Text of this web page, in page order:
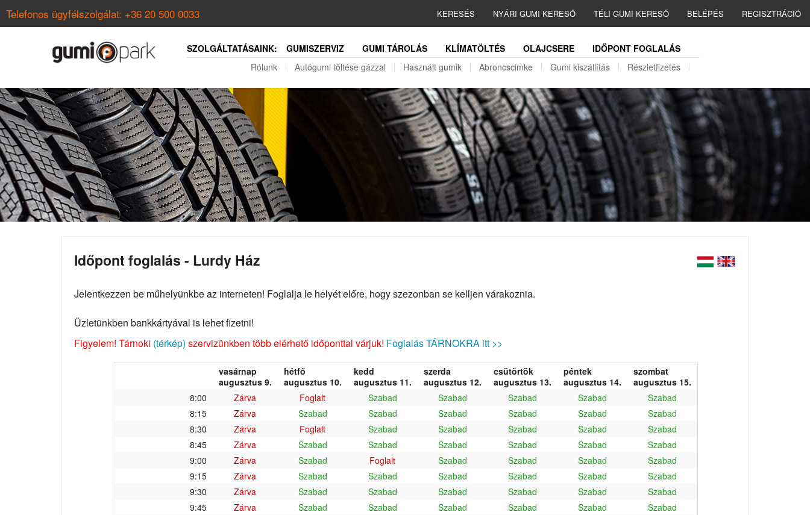
Telefonos ügyfélszolgálat: +36 20 500 0033 KERESÉS NYÁRI GUMI KERESŐ TÉLI GUMI KERESŐ BELÉPÉS REGISZTRÁCIÓ
SZOLGÁLTATÁSAINK: GUMISZERVIZ GUMI TÁROLÁS KLÍMATÖLTÉS OLAJCSERE
IDŐPONT FOGLALÁS
Rólunk
Autógumi töltése gázzal Használt gumik Abroncscimke Gumi kiszállítás Részletfizetés
Időpont foglalás - Lurdy Ház
Jelentkezzen be műhelyünkbe az interneten! Foglalja le helyét előre, hogy szezonban se kelljen várakoznia.
Üzletünkben bankkártyával is lehet fizetni!
Figyelem! Tárnoki (térkép) szervizünkben több elérhető időponttal várjuk! Foglalás TÁRNOKRA itt >>
vasárnap
augusztus 9.
hétfő
augusztus 10.
kedd
augusztus 11.
szerda
augusztus 12.
csütörtök
augusztus 13.
péntek
augusztus 14.
szombat
augusztus 15.
8:00
Zárva Foglalt Szabad Szabad Szabad Szabad
Szabad
8:15
Zárva Szabad Szabad Szabad Szabad Szabad
Szabad
8:30
Zárva Foglalt Szabad Szabad Szabad Szabad
Szabad
8:45
Zárva Szabad Szabad Szabad Szabad Szabad
Szabad
9:00
Zárva Szabad Foglalt Szabad Szabad Szabad
Szabad
9:15
Zárva Szabad Szabad Szabad Szabad Szabad
Szabad
9:30
Zárva Szabad Szabad Szabad Szabad Szabad
Szabad
9:45
Zárva Szabad Szabad Szabad Szabad Szabad
Szabad